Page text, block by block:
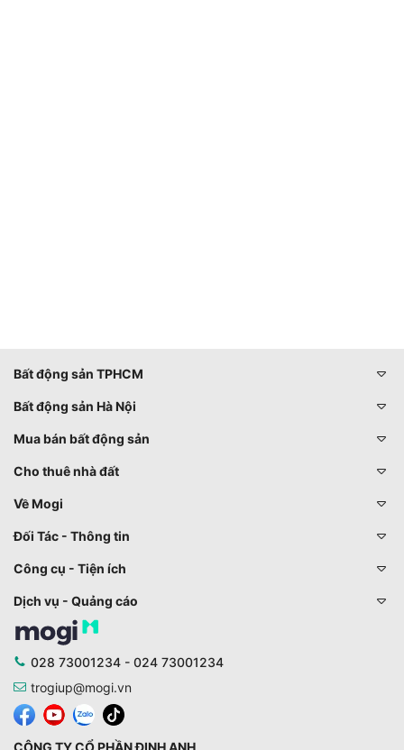
Bất động sản TPHCM
Bất động sản Hà Nội
Mua bán bất động sản
Cho thuê nhà đất
Về Mogi
Đối Tác - Thông tin
Công cụ - Tiện ích
Dịch vụ - Quảng cáo
028 73001234 - 024 73001234
trogiup@mogi.vn
CÔNG TY CỔ PHẦN ĐỊNH ANH